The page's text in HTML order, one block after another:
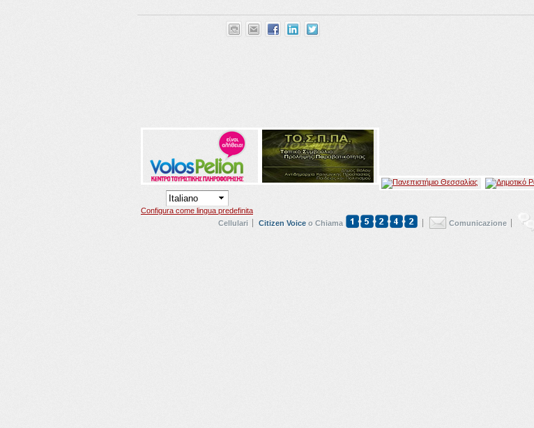
Configura come lingua predefinita
Cellulari
Citizen Voice o Chiama Comunicazione